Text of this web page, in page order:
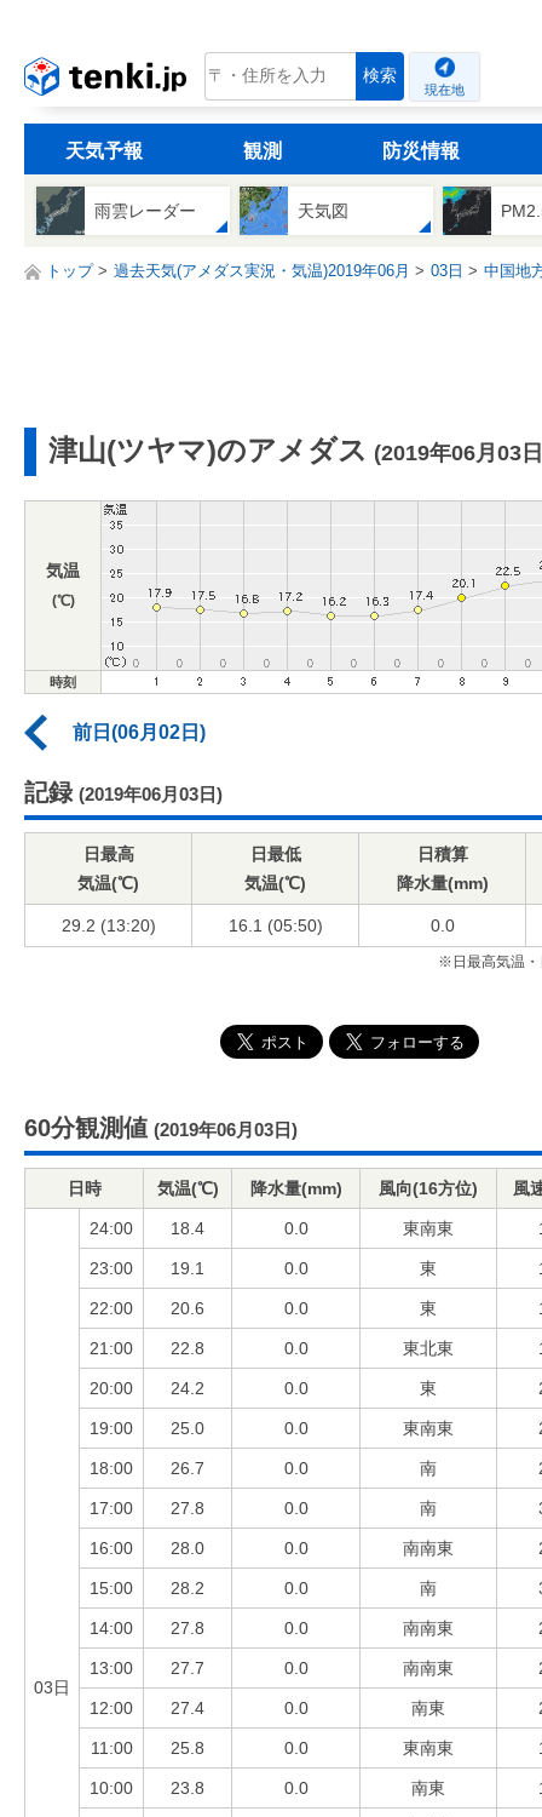
tenki.jp 検索
現在地
天気予報 観測 防災情報
雨雲レーダー 天気図
トップ 過去天気(アメダス実況・気温)2019年06月 03日 中国地
津山(ツヤマ)のアメダス (2019年06月03
気温
(℃)
時刻
前日(06月02日)
記録 (2019年06月03日)
日最高
気温(℃)
日最低
気温(℃)
日積算
降水量(mm)
29.2 (13:20) 16.1 (05:50) 0.0
※日最高気温・
60分観測値 (2019年06月03日)
日時 気温(℃) 降水量(mm) 風向(16方位) 風
03日
24:00 18.4 0.0 東南東
23:00 19.1 0.0 東
22:00 20.6 0.0 東
21:00 22.8 0.0 東北東
20:00 24.2 0.0 東
19:00 25.0 0.0 東南東
18:00 26.7 0.0 南
17:00 27.8 0.0 南
16:00 28.0 0.0 南南東
15:00 28.2 0.0 南
14:00 27.8 0.0 南南東
13:00 27.7 0.0 南南東
12:00 27.4 0.0 南東
11:00 25.8 0.0 東南東
10:00 23.8 0.0 南東